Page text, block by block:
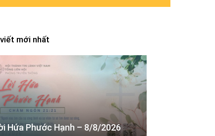
mới nhất
Hứa Phước Hạnh – 8/8/2026